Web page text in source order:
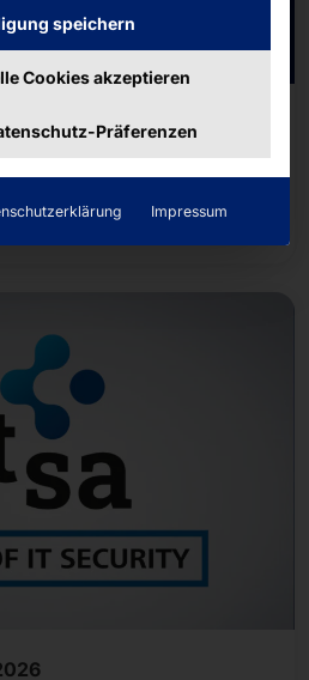
speichern
Cookies akzeptieren
Präferenzen
Impressum